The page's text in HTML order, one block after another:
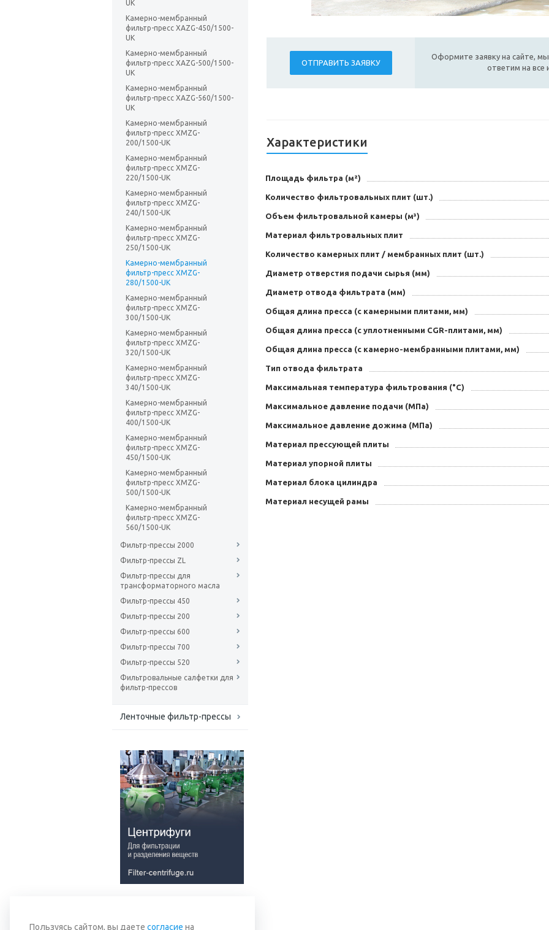
UK
Камерно-мембранный
фильтр-пресс XAZG-450/1500-
UK
Камерно-мембранный
фильтр-пресс XAZG-500/1500-
UK
Камерно-мембранный
фильтр-пресс XAZG-560/1500-
UK
Камерно-мембранный
фильтр-пресс XMZG-
200/1500-UK
Камерно-мембранный
фильтр-пресс XMZG-
220/1500-UK
Камерно-мембранный
фильтр-пресс XMZG-
240/1500-UK
Камерно-мембранный
фильтр-пресс XMZG-
250/1500-UK
Камерно-мембранный
фильтр-пресс XMZG-
280/1500-UK
Камерно-мембранный
фильтр-пресс XMZG-
300/1500-UK
Камерно-мембранный
фильтр-пресс XMZG-
320/1500-UK
Камерно-мембранный
фильтр-пресс XMZG-
340/1500-UK
Камерно-мембранный
фильтр-пресс XMZG-
400/1500-UK
Камерно-мембранный
фильтр-пресс XMZG-
450/1500-UK
Камерно-мембранный
фильтр-пресс XMZG-
500/1500-UK
Камерно-мембранный
фильтр-пресс XMZG-
560/1500-UK
Фильтр-прессы 2000
Фильтр-прессы ZL
Фильтр-прессы для
трансформаторного масла
Фильтр-прессы 450
Фильтр-прессы 200
Фильтр-прессы 600
Фильтр-прессы 700
Фильтр-прессы 520
Фильтровальные салфетки для
фильтр-прессов
Ленточные фильтр-прессы
ОТПРАВИТЬ ЗАЯВКУ
Оформите заявку на сайте,
ответим на все
Характеристики
Площадь фильтра (м²)
Количество фильтровальных плит (шт.)
Объем фильтровальной камеры (м³)
Материал фильтровальных плит
Количество камерных плит / мембранных плит (шт.)
Диаметр отверстия подачи сырья (мм)
Диаметр отвода фильтрата (мм)
Общая длина пресса (с камерными плитами, мм)
Общая длина пресса (с уплотненными CGR-плитами, мм)
Общая длина пресса (с камерно-мембранными плитами, мм)
Тип отвода фильтрата
Максимальная температура фильтрования (°C)
Максимальное давление подачи (МПа)
Максимальное давление дожима (МПа)
Материал прессующей плиты
Материал упорной плиты
Материал блока цилиндра
Материал несущей рамы
Вернуться к списку
Пользуясь сайтом, вы даете согласие на